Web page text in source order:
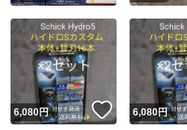
いいね！
6,080円 いいね！
6,080円